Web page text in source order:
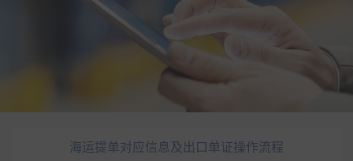
海运提单对应信息及出口单证操作流程